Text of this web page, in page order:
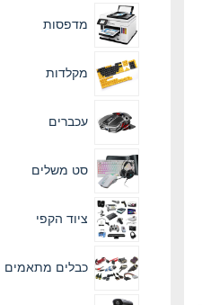
מדפסות
מקלדות
עכברים
סט משלים
ציוד הקפי
כבלים מתאמים